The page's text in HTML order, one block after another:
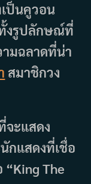
ป็นคูวอน
งรูปลักษณ์ที่
ามฉลาดที่น่า
สมาชิกวง
จะแสดง
กแสดงที่เชื่อ
“King The